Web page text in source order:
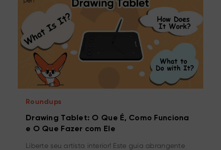
Roundups
Drawing Tablet: O Que É, Como Funciona
e O Que Fazer com Ele
Liberte seu artista interior! Este guia abrangente